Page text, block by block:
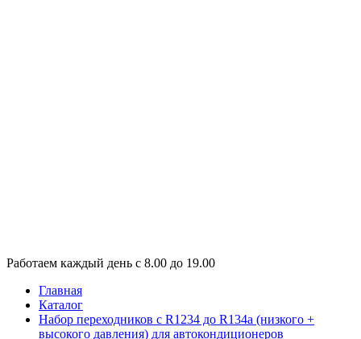
Работаем каждый день с 8.00 до 19.00
Главная
Каталог
Набор переходников с R1234 до R134a (низкого +
высокого давления) для автокондиционеров